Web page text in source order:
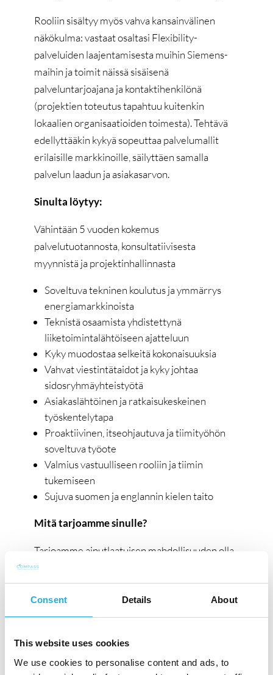
Consent Details About
This website uses cookies
We use cookies to personalise content and ads, to
Rooliin sisältyy myös vahva kansainvälinen
näkökulma: vastaat osaltasi Flexibility-
palveluiden laajentamisesta muihin Siemens-
maihin ja toimit näissä sisäisenä
palveluntarjoajana ja kontaktihenkilönä
(projektien toteutus tapahtuu kuitenkin
lokaalien organisaatioiden toimesta). Tehtävä
edellyttääkin kykyä sopeuttaa palvelumallit
erilaisille markkinoille, säilyttäen samalla
palvelun laadun ja asiakasarvon.
Sinulta löytyy:
Vähintään 5 vuoden kokemus
palvelutuotannosta, konsultatiivisesta
myynnistä ja projektinhallinnasta
Soveltuva tekninen koulutus ja ymmärrys
energiamarkkinoista
Teknistä osaamista yhdistettynä
liiketoimintalähtöiseen ajatteluun
Kyky muodostaa selkeitä kokonaisuuksia
Vahvat viestintätaidot ja kyky johtaa
sidosryhmäyhteistyötä
Asiakaslähtöinen ja ratkaisukeskeinen
työskentelytapa
Proaktiivinen, itseohjautuva ja tiimityöhön
soveltuva työote
Valmius vastuulliseen rooliin ja tiimin
tukemiseen
Sujuva suomen ja englannin kielen taito
Mitä tarjoamme sinulle?
Tarjoamme ainutlaatuisen mahdollisuuden olla
mukana kehittämässä ja viemässä
palvelukokemusta uudelle tasolle! Tässä
tehtävässä pääset olemaan aktiivisesti mukana
ja kehittämään myös täysin uusia
palveluratkaisuista -kädenjälkesi tulee